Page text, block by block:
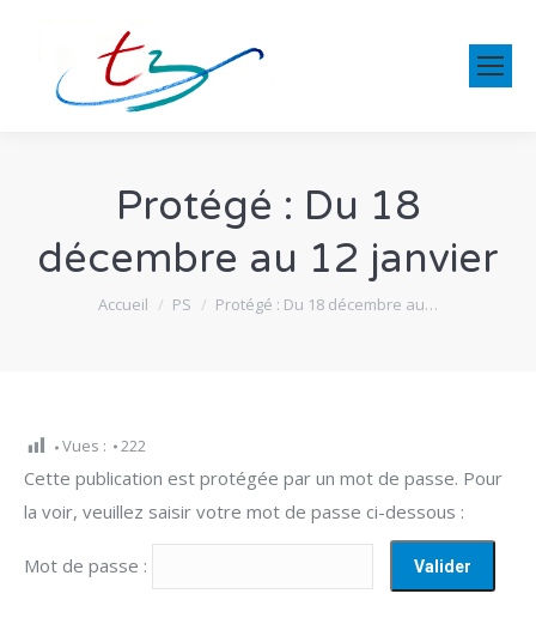
Protégé : Du 18
décembre au 12 janvier
Vous êtes ici :
Accueil PS Protégé : Du 18 décembre au…
Vues : 222
Cette publication est protégée par un mot de passe. Pour
la voir, veuillez saisir votre mot de passe ci-dessous :
Mot de passe :